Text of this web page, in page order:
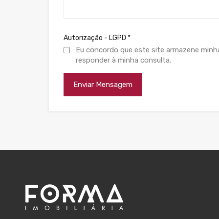
Autorização - LGPD *
Eu concordo que este site armazene
responder à minha consulta.